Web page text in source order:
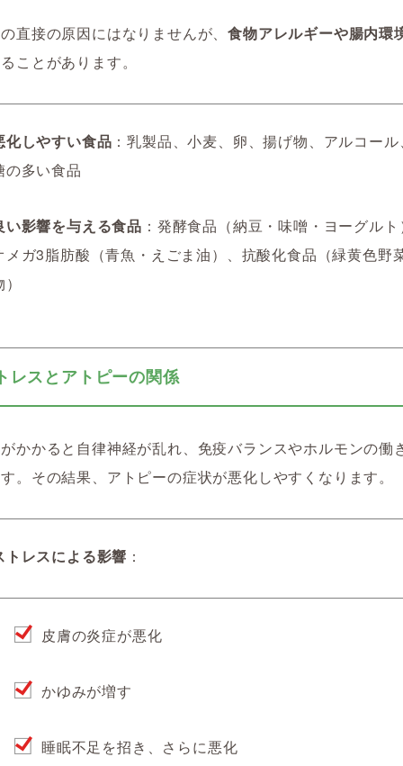
直接の原因にはなりませんが、食物アレルギーや腸内環
ことがあります。
化しやすい食品 ：乳製品、小麦、卵、揚げ物、アルコー
の多い食品
い影響を与える食品 ：発酵食品（納豆・味噌・ヨーグル
メガ3脂肪酸（青魚・えごま油）、抗酸化食品（緑黄色野
レスとアトピーの関係
かかると自律神経が乱れ、免疫バランスやホルモンの働
。その結果、アトピーの症状が悪化しやすくなります。
トレスによる影響 ：
皮膚の炎症が悪化
かゆみが増す
睡眠不足を招き、さらに悪化